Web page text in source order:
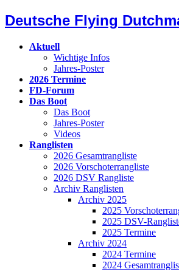
Deutsche Flying
Aktuell
Wichtige Infos
Jahres-Poster
2026 Termine
FD-Forum
Das Boot
Das Boot
Jahres-Poster
Videos
Ranglisten
2026 Gesamtrangliste
2026 Vorschoterrangliste
2026 DSV Rangliste
Archiv Ranglisten
Archiv 2025
2025
2025 DSV-
2025 Termine
Archiv 2024
2024 Termine
2024